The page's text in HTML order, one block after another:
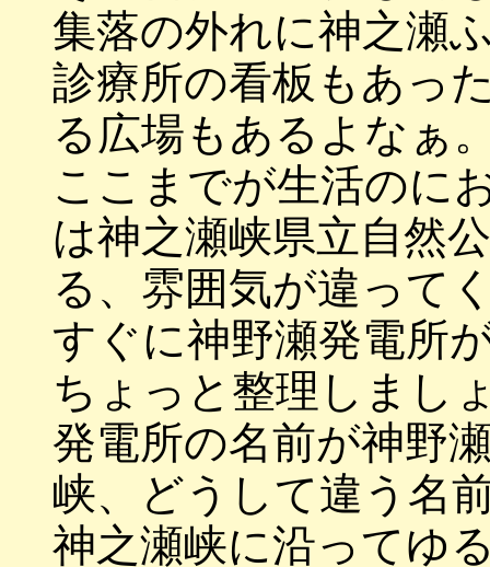
集落の外れに神之瀬
診療所の看板もあっ
る広場もあるよなぁ
ここまでが生活のに
は神之瀬峡県立自然
る、雰囲気が違って
すぐに神野瀬発電所
ちょっと整理しまし
発電所の名前が神野
峡、どうして違う名
神之瀬峡に沿ってゆ